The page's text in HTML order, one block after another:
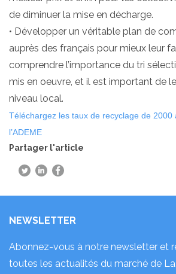
de diminuer la mise en décharge.
• Développer un véritable plan de
auprès des français pour mieux leur
comprendre l’importance du tri
mis en oeuvre, et il est important de
niveau local.
Téléchargez les taux de recyclage de 2000
l’ADEME
Partager l'article
NEWSLETTER
Abonnez-vous à notre newsletter et
toutes les actualités du marché de